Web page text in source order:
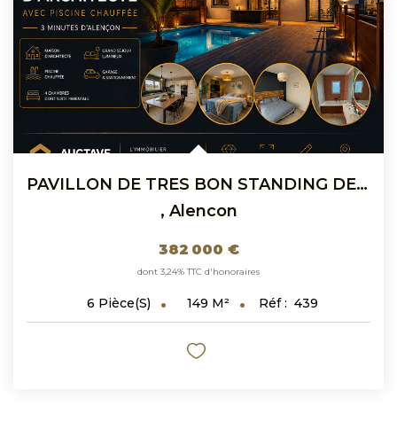
PAVILLON DE TRES BON STANDING DE PLAIN-PIED AVEC PISCINE A...
, Alencon
382 000 €
dont 3,24% TTC d'honoraires
6 Pièce(s) 149 M² Réf : 439